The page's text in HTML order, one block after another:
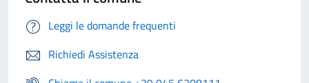
Leggi le domande frequenti
Richiedi Assistenza